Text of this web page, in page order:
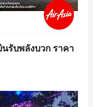
รับพลังบวก ราคา